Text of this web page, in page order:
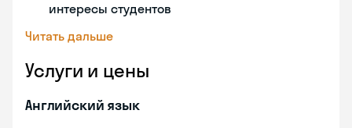
интересы студентов
Читать дальше
Услуги и цены
Английский язык